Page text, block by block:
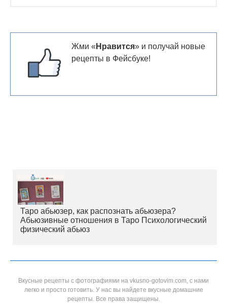
Жми « Нравится» и получай новые
рецепты в Фейсбуке!
Таро абьюзер, как распознать абьюзера?
Абьюзивные отношения в Таро Психологический
физический абьюз
Вкусные рецепты с фотографиями на vkusno-gotovim.com, с нами
легко и просто готовить. У нас вы найдете вкусные домашние
рецепты. Все права защищены.